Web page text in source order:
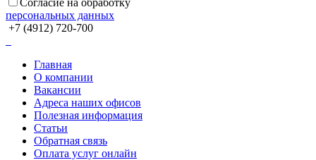
персональных данных
+7 (4912) 720-700
Главная
О компании
Вакансии
Адреса наших офисов
Полезная информация
Статьи
Обратная связь
Оплата услуг онлайн